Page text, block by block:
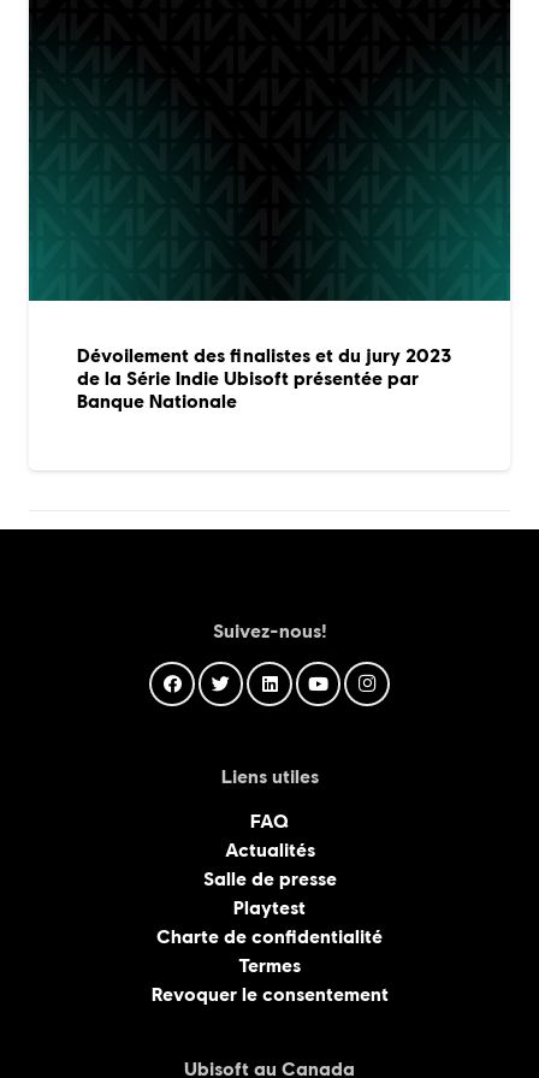
Dévoilement des finalistes et du jury 2023
de la Série Indie Ubisoft présentée par
Banque Nationale
Suivez-nous!
Liens utiles
FAQ
Actualités
Salle de presse
Playtest
Charte de confidentialité
Termes
Revoquer le consentement
Ubisoft au Canada